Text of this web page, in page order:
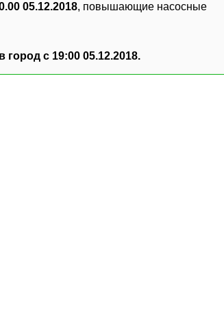
05.12.2018, повышающие насосные
с 19:00 05.12.2018.